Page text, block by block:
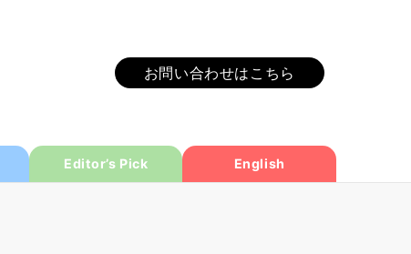
お問い合わせはこちら
Editor’s Pick English